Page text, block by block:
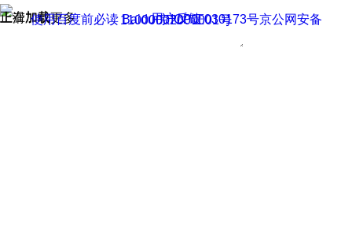
正在加载
上滑加载更多 用户反馈
使用百度前必读 Baidu 京ICP证030173号
京公网安备11000002000001号